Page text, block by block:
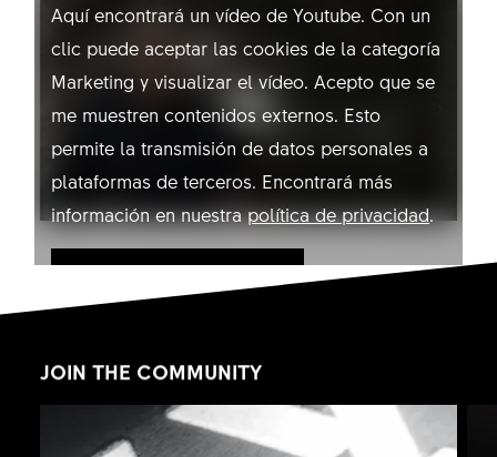
Aquí encontrará un vídeo de Youtube. Con un
clic puede aceptar las cookies de la categoría
Marketing y visualizar el vídeo. Acepto que se
me muestren contenidos externos. Esto
permite la transmisión de datos personales a
plataformas de terceros. Encontrará más
información en nuestrapolítica de privacidad.
JOIN THE COMMUNITY